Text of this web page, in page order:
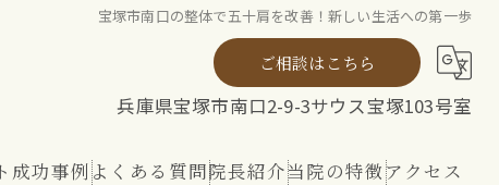
宝塚市南口の整体で五十肩を改善！新しい生活への第一歩
ご相談はこちら
兵庫県宝塚市南口2-9-3サウス宝塚103号室
成功事例よくある質問院長紹介当院の特徴アクセス